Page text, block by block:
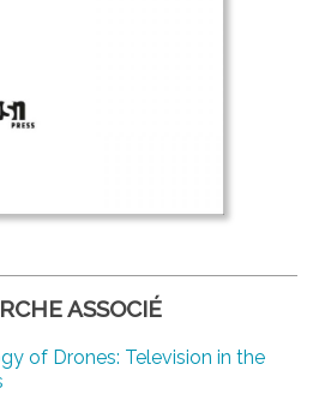
ASSOCIÉ
of Drones: Television in the